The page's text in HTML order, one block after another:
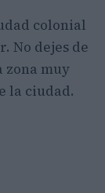
colonial
No dejes de
zona muy
la ciudad.